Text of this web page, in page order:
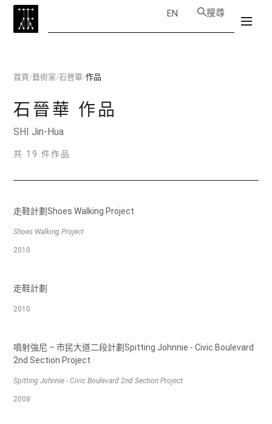
EN 搜尋
首頁/藝術家/石晉華/作品
石晉華 作品
SHI Jin-Hua
共 19 件作品
走鞋計劃Shoes Walking Project
Shoes Walking Project
2010
走鞋計劃
2010
噴射強尼 – 市民大道二段計劃Spitting Johnnie - Civic Boulevard
2nd Section Project
Spitting Johnnie - Civic Boulevard 2nd Section Project
2008